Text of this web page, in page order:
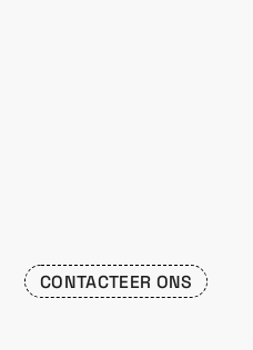
CONTACTEER ONS